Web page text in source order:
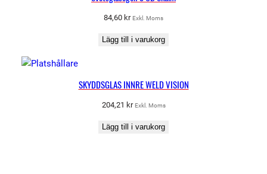
84,60 kr Exkl. Moms
Lägg till i varukorg
SKYDDSGLAS INNRE WELD VISION
204,21 kr Exkl. Moms
Lägg till i varukorg